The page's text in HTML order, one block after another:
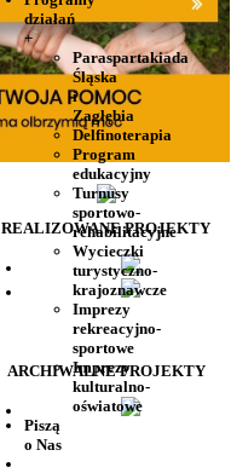
działań
+
Paraspartakiada
Śląska
i
Zagłębia
Delfinoterapia
Program
edukacyjny
Turnusy
sportowo-
rehabilitacyjne
Wycieczki
turystyczno-
krajoznawcze
Imprezy
rekreacyjno-
sportowe
Imprezy
kulturalno-
oświatowe
Piszą
o Nas
REALIZOWANE PROJEKTY
ARCHIWALNE PROJEKTY